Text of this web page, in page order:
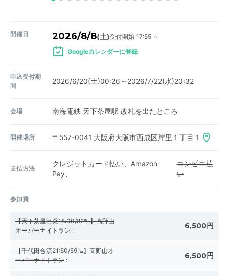
開催日 2026/8/8(土)受付開始 17:55 ～
Googleカレンダーに登録
申込受付期
間
2026/6/20(土)00:26～2026/7/22(水)20:32
会場 南海電鉄 天下茶屋駅 改札を出たところ
開催場所 〒557-0041 大阪府大阪市西成区岸里１丁目１
支払方法
クレジットカード払い、Amazon
Pay、
コンビニ払
い
参加費
【天下茶屋出発18:00/82㌔】高野山
オーバーナイトラン : 6,500円
【千代田合流21:50/59㌔】高野山オ
ーバーナイトラン : 6,500円